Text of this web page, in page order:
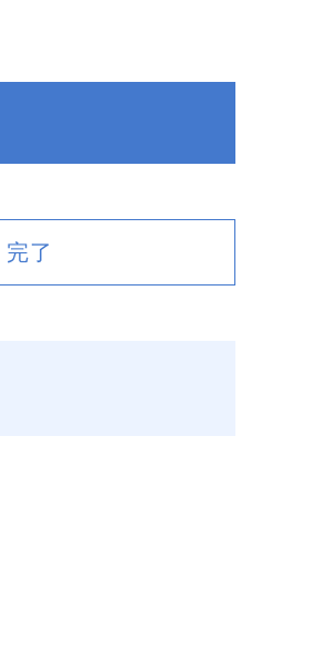
完了